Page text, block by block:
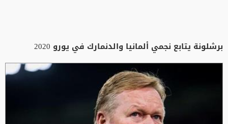
برشلونة يتابع نجمي ألمانيا والدنمارك في يورو 2020